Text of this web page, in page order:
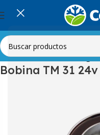
Inicio Automotor
Bobina TM 31